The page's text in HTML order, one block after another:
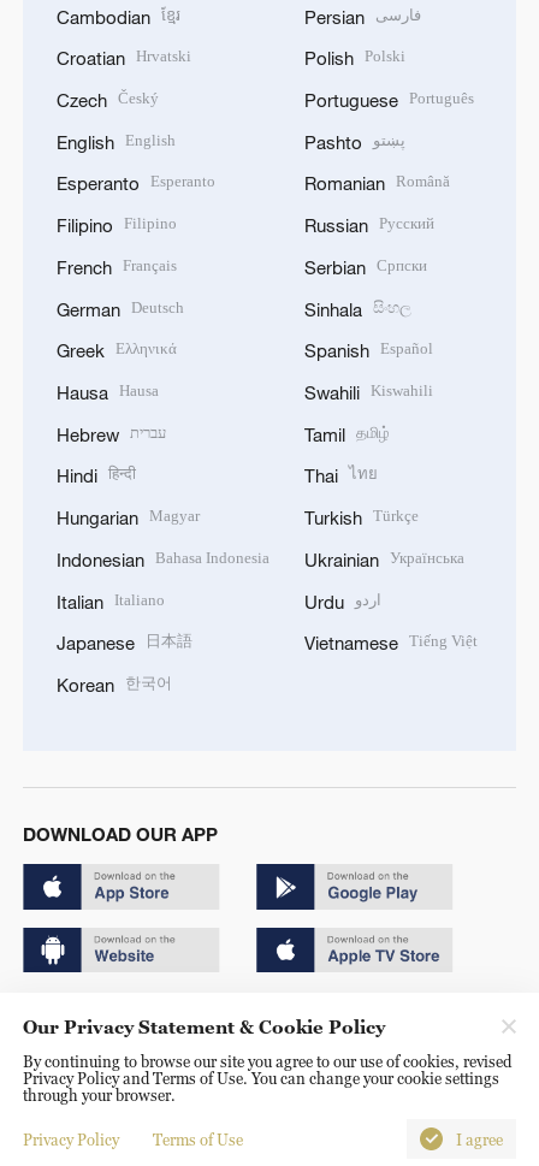
Cambodian ខ្មែរ
Croatian Hrvatski
Czech Český
English English
Esperanto Esperanto
Filipino Filipino
French Français
German Deutsch
Greek Ελληνικά
Hausa Hausa
Hebrew עברית
Hindi हिन्दी
Hungarian Magyar
Indonesian Bahasa Indonesia
Italian Italiano
Japanese 日本語
Korean 한국어
Persian فارسی
Polish Polski
Portuguese Português
Pashto پښتو
Romanian Română
Russian Русский
Serbian Српски
Sinhala සිංහල
Spanish Español
Swahili Kiswahili
Tamil தமிழ்
Thai ไทย
Turkish Türkçe
Ukrainian Українська
Urdu اردو
Vietnamese Tiếng Việt
DOWNLOAD OUR APP
京ICP备20000184号
京公网安备 11010502050052号
Disinformation report hotline: 010-85061466
Our Privacy Statement & Cookie Policy
By continuing to browse our site you agree to our use of cookies, revised
Privacy Policy and Terms of Use. You can change your cookie settings
through your browser.
Privacy Policy Terms of Use I agree